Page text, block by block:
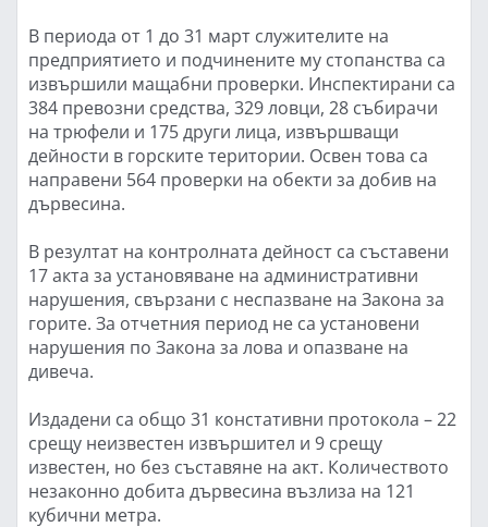
В периода от 1 до 31 март служителите на
предприятието и подчинените му стопанства са
извършили мащабни проверки. Инспектирани са
384 превозни средства, 329 ловци, 28 събирачи
на трюфели и 175 други лица, извършващи
дейности в горските територии. Освен това са
направени 564 проверки на обекти за добив на
дървесина.
В резултат на контролната дейност са съставени
17 акта за установяване на административни
нарушения, свързани с неспазване на Закона за
горите. За отчетния период не са установени
нарушения по Закона за лова и опазване на
дивеча.
Издадени са общо 31 констативни протокола – 22
срещу неизвестен извършител и 9 срещу
известен, но без съставяне на акт. Количеството
незаконно добита дървесина възлиза на 121
кубични метра.